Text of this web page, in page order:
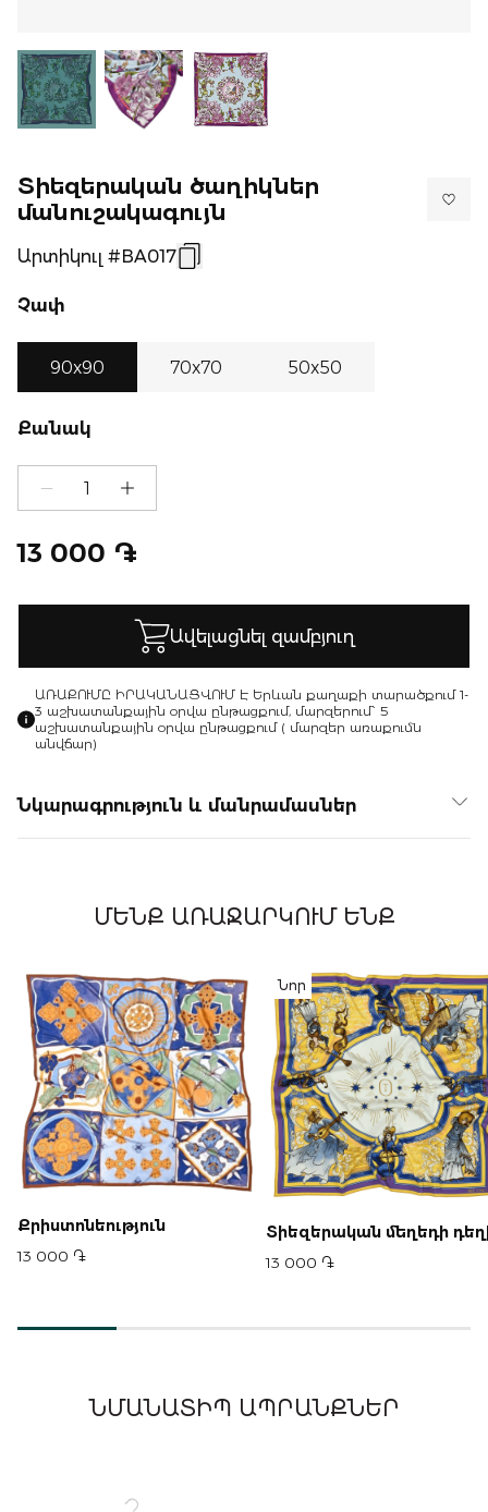
Տիեզերական ծաղիկներ
մանուշակագույն
Արտիկուլ #BA017
Չափ
90x90 70x70 50x50
Քանակ
13 000 ֏
Ավելացնել զամբյուղ
ԱՌԱՔՈՒՄԸ ԻՐԱԿԱՆԱՑՎՈՒՄ Է Երևան քաղաքի տարածքում 1-
3 աշխատանքային օրվա ընթացքում, մարզերում՝ 5
աշխատանքային օրվա ընթացքում ( մարզեր առաքումն
անվճար)
Նկարագրություն և մանրամասներ
ՄԵՆՔ ԱՌԱՋԱՐԿՈՒՄ ԵՆՔ
Քրիստոնեություն
13 000 ֏
Նոր
Տիեզերական մեղեդի
13 000 ֏
ՆՄԱՆԱՏԻՊ ԱՊՐԱՆՔՆԵՐ